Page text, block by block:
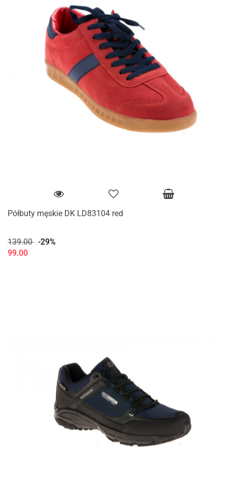
Półbuty męskie DK LD83104 red
139.00 -29%
99.00